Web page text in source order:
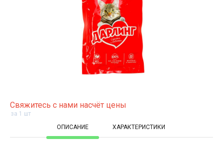
Свяжитесь с нами насчёт цены
за 1 шт
ОПИСАНИЕ
ХАРАКТЕРИСТИКИ